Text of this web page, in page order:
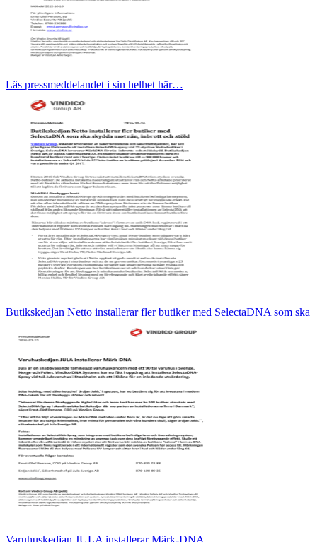
Läs pressmeddelandet i sin helhet här…
Butikskedjan Netto installerar fler butiker med SelectaDNA som ska